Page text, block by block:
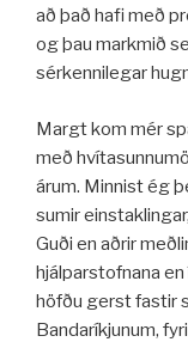
að það hafi með
og þau markmið
sérkennilegar
Margt kom mér
með
árum. Minnist ég
sumir
Guði en aðrir
hjálparstofnana
höfðu gerst fastir
Bandaríkjunum,